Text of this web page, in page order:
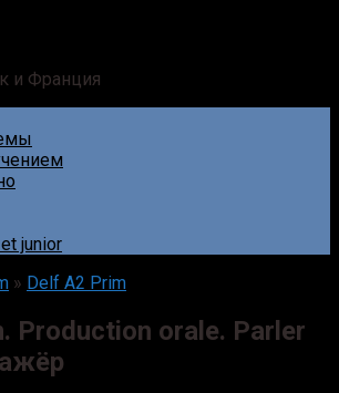
и Франция
junior
» Delf A2 Prim
Production orale. Parler